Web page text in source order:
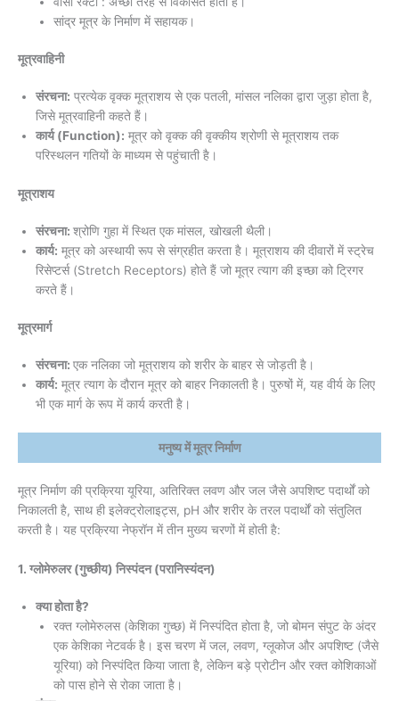
सांद्र मूत्र के निर्माण में सहायक।
मूत्रवाहिनी
संरचना: प्रत्येक वृक्क मूत्राशय से एक पतली, मांसल नलिका द्वारा जुड़ा होता है,
जिसे मूत्रवाहिनी कहते हैं।
कार्य (Function): मूत्र को वृक्क की वृक्कीय श्रोणी से मूत्राशय तक
परिस्थलन गतियों के माध्यम से पहुंचाती है।
मूत्राशय
संरचना: श्रोणि गुहा में स्थित एक मांसल, खोखली थैली।
कार्य: मूत्र को अस्थायी रूप से संग्रहीत करता है। मूत्राशय की दीवारों में स्ट्रेच
रिसेप्टर्स (Stretch Receptors) होते हैं जो मूत्र त्याग की इच्छा को ट्रिगर
करते हैं।
मूत्रमार्ग
संरचना: एक नलिका जो मूत्राशय को शरीर के बाहर से जोड़ती है।
कार्य: मूत्र त्याग के दौरान मूत्र को बाहर निकालती है। पुरुषों में, यह वीर्य के लिए
भी एक मार्ग के रूप में कार्य करती है।
मनुष्य में मूत्र निर्माण
मूत्र निर्माण की प्रक्रिया यूरिया, अतिरिक्त लवण और जल जैसे अपशिष्ट पदार्थों को
निकालती है, साथ ही इलेक्ट्रोलाइट्स, pH और शरीर के तरल पदार्थों को संतुलित
करती है। यह प्रक्रिया नेफ्रॉन में तीन मुख्य चरणों में होती है:
1. ग्लोमेरुलर (गुच्छीय) निस्पंदन (परानिस्यंदन)
क्या होता है?
रक्त ग्लोमेरुलस (केशिका गुच्छ) में निस्पंदित होता है, जो बोमन संपुट के अंदर
एक केशिका नेटवर्क है। इस चरण में जल, लवण, ग्लूकोज और अपशिष्ट (जैसे
यूरिया) को निस्पंदित किया जाता है, लेकिन बड़े प्रोटीन और रक्त कोशिकाओं
को पास होने से रोका जाता है।